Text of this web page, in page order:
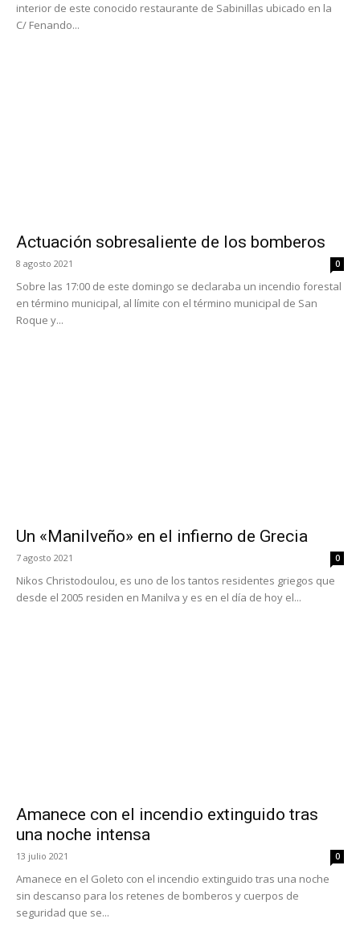
interior de este conocido restaurante de Sabinillas ubicado en la
C/ Fenando...
Actuación sobresaliente de los bomberos
8 agosto 2021 0
Sobre las 17:00 de este domingo se declaraba un incendio forestal
en término municipal, al límite con el término municipal de San
Roque y...
Un «Manilveño» en el infierno de Grecia
7 agosto 2021 0
Nikos Christodoulou, es uno de los tantos residentes griegos que
desde el 2005 residen en Manilva y es en el día de hoy el...
Amanece con el incendio extinguido tras
una noche intensa
13 julio 2021 0
Amanece en el Goleto con el incendio extinguido tras una noche
sin descanso para los retenes de bomberos y cuerpos de
seguridad que se...